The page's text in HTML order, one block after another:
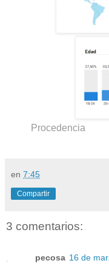
en 7:45
Compartir
3 comentarios:
pecosa 16 de